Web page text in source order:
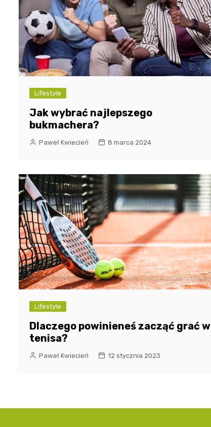
Lifestyle
Jak wybrać najlepszego
bukmachera?
Paweł Kwiecień 8 marca 2024
Lifestyle
Dlaczego powinieneś zacząć grać w
tenisa?
Paweł Kwiecień 12 stycznia 2023